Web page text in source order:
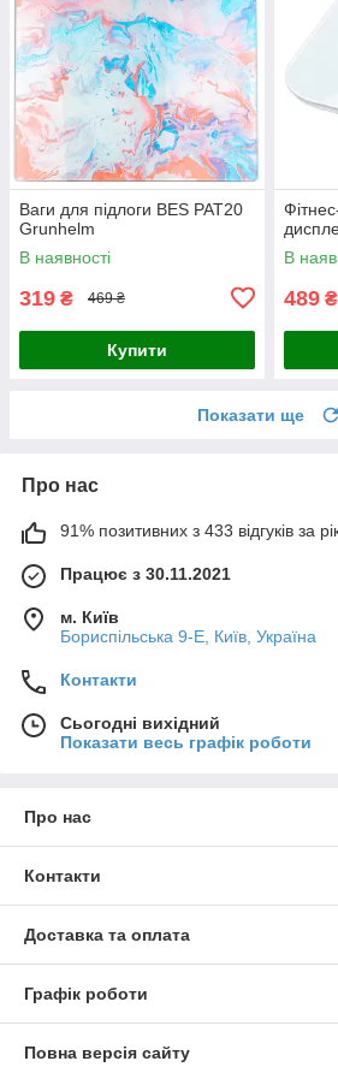
Ваги для підлоги BES PAT20
Grunhelm
В наявності
319 ₴ 469 ₴
Купити
В
489 ₴
Показати ще
Про нас
91% позитивних з 433 відгуків за
Працює з 30.11.2021
м. Київ
Бориспільська 9-Е, Київ, Україна
Контакти
Сьогодні вихідний
Показати весь графік роботи
Про нас
Контакти
Доставка та оплата
Графік роботи
Повна версія сайту